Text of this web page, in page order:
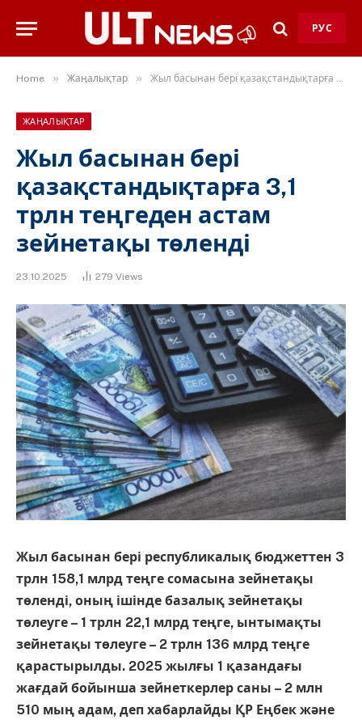
РУС
Home » Жаңалықтар » Жыл басынан бері қазақстандықтарға 3,1 трлн теңгеден астам зейнетақы төленді
ЖАҢАЛЫҚТАР
Жыл басынан бері
қазақстандықтарға 3,1
трлн теңгеден астам
зейнетақы төленді
23.10.2025 279 Views
Жыл басынан бері республикалық бюджеттен 3
трлн 158,1 млрд теңге сомасына зейнетақы
төленді, оның ішінде базалық зейнетақы
төлеуге – 1 трлн 22,1 млрд теңге, ынтымақты
зейнетақы төлеуге – 2 трлн 136 млрд теңге
қарастырылды. 2025 жылғы 1 қазандағы
жағдай бойынша зейнеткерлер саны – 2 млн
510 мың адам, деп хабарлайды ҚР Еңбек және